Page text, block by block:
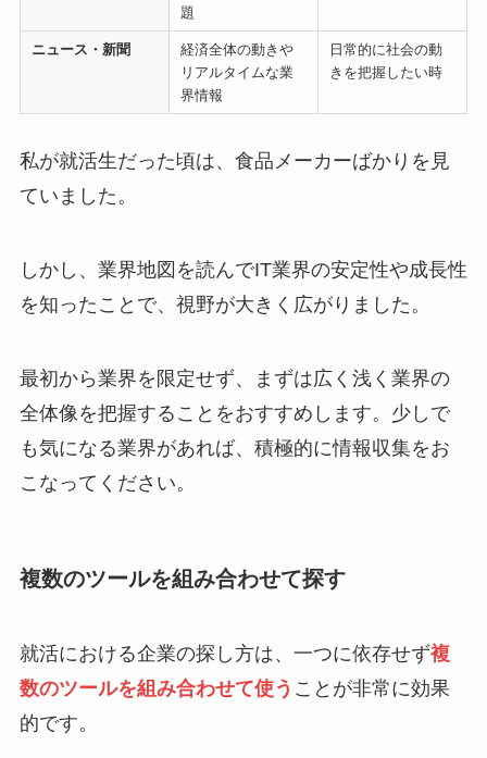
題
ニュース・新聞
経済全体の動きや
リアルタイムな業
界情報
日常的に社会の動
きを把握したい時
私が就活生だった頃は、食品メーカーばかりを見
ていました。
しかし、業界地図を読んでIT業界の安定性や成長性
を知ったことで、視野が大きく広がりました。
最初から業界を限定せず、まずは広く浅く業界の
全体像を把握することをおすすめします。少しで
も気になる業界があれば、積極的に情報収集をお
こなってください。
複数のツールを組み合わせて探す
就活における企業の探し方は、一つに依存せず複
数のツールを組み合わせて使う ことが非常に効果
的です。